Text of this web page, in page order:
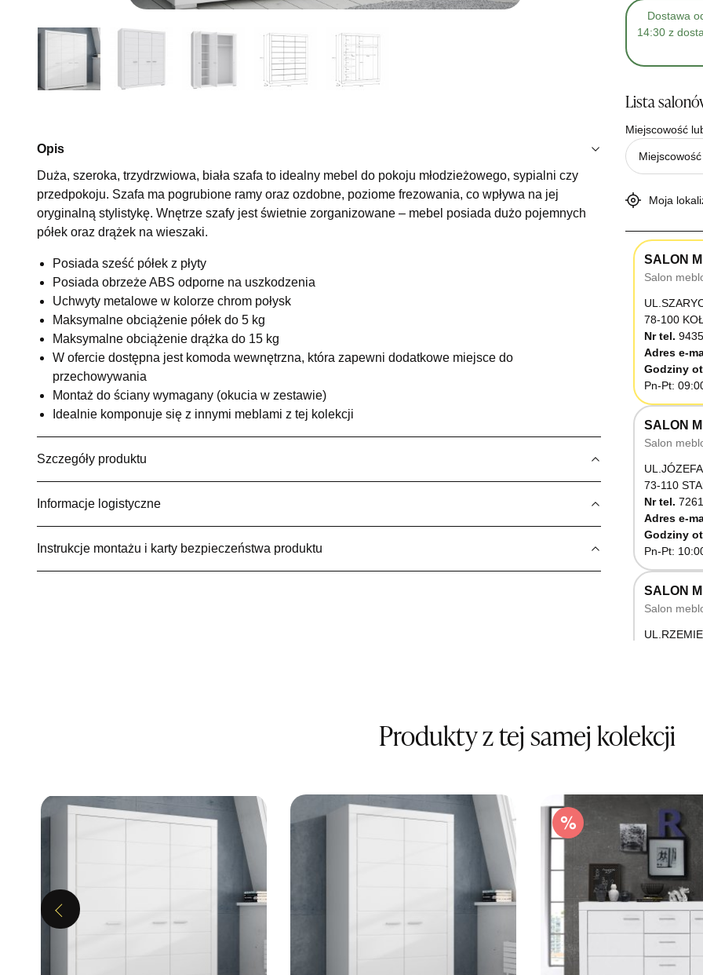
Opis
Duża, szeroka, trzydrzwiowa, biała szafa to idealny mebel do pokoju młodzieżowego, sypialni czy
przedpokoju. Szafa ma pogrubione ramy oraz ozdobne, poziome frezowania, co wpływa na jej
oryginalną stylistykę. Wnętrze szafy jest świetnie zorganizowane – mebel posiada dużo pojemnych
półek oraz drążek na wieszaki.
Posiada sześć półek z płyty
Posiada obrzeże ABS odporne na uszkodzenia
Uchwyty metalowe w kolorze chrom połysk
Maksymalne obciążenie półek do 5 kg
Maksymalne obciążenie drążka do 15 kg
W ofercie dostępna jest komoda wewnętrzna, która zapewni dodatkowe miejsce do
przechowywania
Montaż do ściany wymagany (okucia w zestawie)
Idealnie komponuje się z innymi meblami z tej kolekcji
Szczegóły produktu
Informacje logistyczne
Instrukcje montażu i karty bezpieczeństwa produktu
Dostawa
14:30 z
Lista
Miejscowość
Moja
SALON
Salon
78-100
Nr tel.
Adres e-
Godziny
Pn-Pt:
SALON
Salon
73-110
Nr tel.
Adres e-
Godziny
Pn-Pt:
SALON
Salon
SALON
Nr tel.
Adres e-
Godziny
Pn-Pt:
SALON
Salon
76-200
Produkty z tej samej kolekcji
Previous